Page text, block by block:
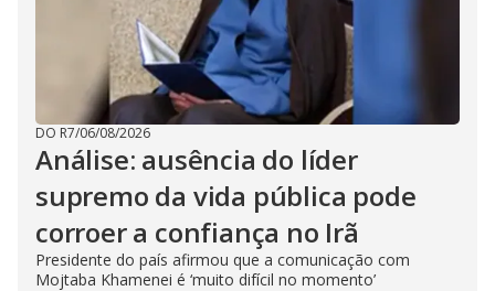
DO R7/06/08/2026
Análise: ausência do líder
supremo da vida pública pode
corroer a confiança no Irã
Presidente do país afirmou que a comunicação com
Mojtaba Khamenei é ‘muito difícil no momento’